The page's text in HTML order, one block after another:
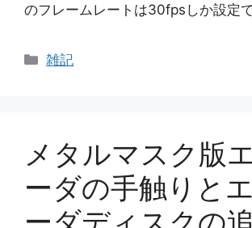
のフレームレートは30fpsしか設定で
カ
雑記
メタルマスク版
ーダの手触りと
ーダディスクの